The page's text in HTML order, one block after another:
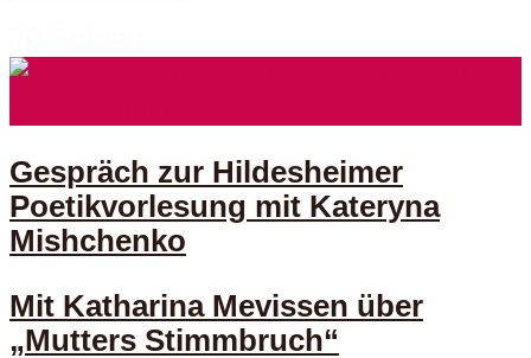
Gespräch zur Hildesheimer
Poetikvorlesung mit Kateryna
Mishchenko
Mit Katharina Mevissen über
„Mutters Stimmbruch“